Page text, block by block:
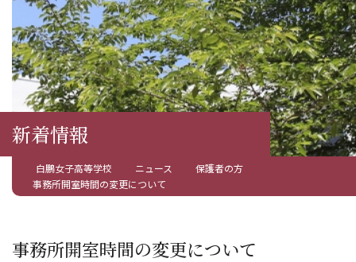
新着情報
白鵬女子高等学校 ニュース
保護者の方
事務所開室時間の変更について
事務所開室時間の変更について